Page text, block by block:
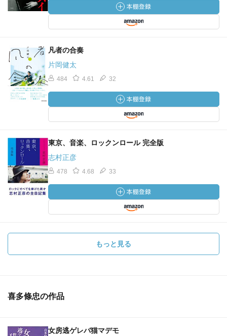
凡者の合奏
片岡健太
484 4.61 32
東京、音楽、ロックンロール 完全版
志村正彦
478 4.68 33
もっと見る
喜多條忠の作品
女房逃ゲレバ猫マデモ